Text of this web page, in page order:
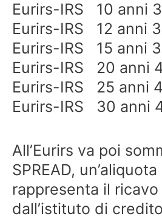
Eurirs-IRS 10 anni
Eurirs-IRS 12 anni
Eurirs-IRS 15 anni
Eurirs-IRS 20 anni
Eurirs-IRS 25 anni
Eurirs-IRS 30 anni
All’Eurirs va poi
SPREAD,
rappresenta il
dall’istituto di